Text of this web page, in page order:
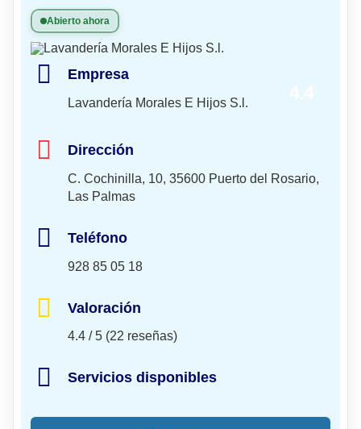
Abierto ahora
Empresa
Lavandería Morales E Hijos S.l.
Dirección
C. Cochinilla, 10, 35600 Puerto del Rosario,
Las Palmas
Teléfono
928 85 05 18
Valoración
4.4 / 5 (22 reseñas)
Servicios disponibles